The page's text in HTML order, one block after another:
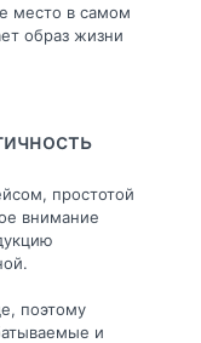
место в самом
образ жизни
простотой
внимание
поэтому
и